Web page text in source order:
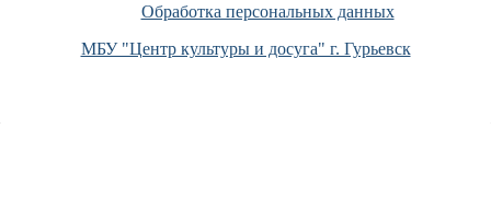
Обработка персональных данных
МБУ "Центр культуры и досуга" г. Гурьевск